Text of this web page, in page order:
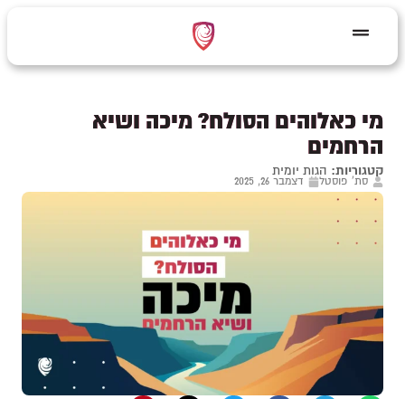
מי כאלוהים הסולח? מיכה ושיא
הרחמים
קטגוריות: הגות יומית
סת' פוסטל דצמבר 26, 2025